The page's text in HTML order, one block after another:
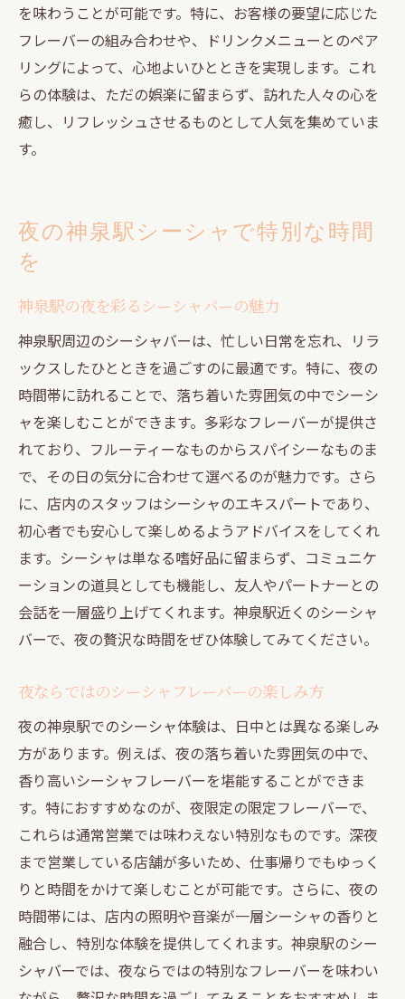
を味わうことが可能です。特に、お客様の要望に応じた
フレーバーの組み合わせや、ドリンクメニューとのペア
リングによって、心地よいひとときを実現します。これ
らの体験は、ただの娯楽に留まらず、訪れた人々の心を
癒し、リフレッシュさせるものとして人気を集めていま
す。
夜の神泉駅シーシャで特別な時間
を
神泉駅の夜を彩るシーシャバーの魅力
神泉駅周辺のシーシャバーは、忙しい日常を忘れ、リラ
ックスしたひとときを過ごすのに最適です。特に、夜の
時間帯に訪れることで、落ち着いた雰囲気の中でシーシ
ャを楽しむことができます。多彩なフレーバーが提供さ
れており、フルーティーなものからスパイシーなものま
で、その日の気分に合わせて選べるのが魅力です。さら
に、店内のスタッフはシーシャのエキスパートであり、
初心者でも安心して楽しめるようアドバイスをしてくれ
ます。シーシャは単なる嗜好品に留まらず、コミュニケ
ーションの道具としても機能し、友人やパートナーとの
会話を一層盛り上げてくれます。神泉駅近くのシーシャ
バーで、夜の贅沢な時間をぜひ体験してみてください。
夜ならではのシーシャフレーバーの楽しみ方
夜の神泉駅でのシーシャ体験は、日中とは異なる楽しみ
方があります。例えば、夜の落ち着いた雰囲気の中で、
香り高いシーシャフレーバーを堪能することができま
す。特におすすめなのが、夜限定の限定フレーバーで、
これらは通常営業では味わえない特別なものです。深夜
まで営業している店舗が多いため、仕事帰りでもゆっく
りと時間をかけて楽しむことが可能です。さらに、夜の
時間帯には、店内の照明や音楽が一層シーシャの香りと
融合し、特別な体験を提供してくれます。神泉駅のシー
シャバーでは、夜ならではの特別なフレーバーを味わい